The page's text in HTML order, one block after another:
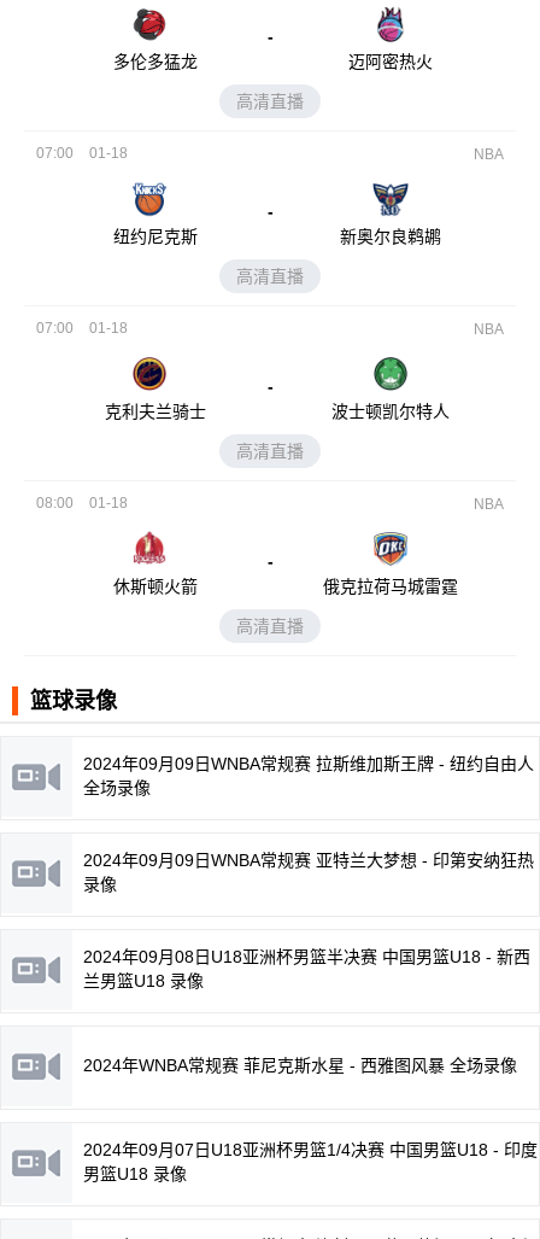
多伦多猛龙
-
迈阿密热火
高清直播
07:00 01-18 NBA
纽约尼克斯
-
新奥尔良鹈鹕
高清直播
07:00 01-18 NBA
克利夫兰骑士
-
波士顿凯尔特人
高清直播
08:00 01-18 NBA
休斯顿火箭
-
俄克拉荷马城雷霆
高清直播
篮球录像
2024年09月09日WNBA常规赛 拉斯维加斯王牌 - 纽约自由人
全场录像
2024年09月09日WNBA常规赛 亚特兰大梦想 - 印第安纳狂热
录像
2024年09月08日U18亚洲杯男篮半决赛 中国男篮U18 - 新西
兰男篮U18 录像
2024年WNBA常规赛 菲尼克斯水星 - 西雅图风暴 全场录像
2024年09月07日U18亚洲杯男篮1/4决赛 中国男篮U18 - 印度
男篮U18 录像